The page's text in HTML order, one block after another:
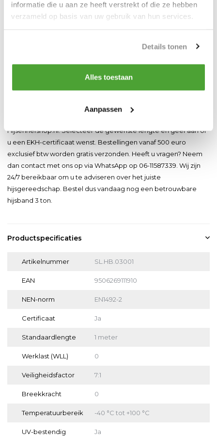
informatie die u aan ze heeft verstrekt of die ze hebben
verzameld op basis van uw gebruik van hun services.
Details tonen
Alles toestaan
Aanpassen
NEN-norm EN1492-2. U kunt bij uw bestelling kiezen voor een
EKH-certificaat tegen een meerprijs van 1,21 euro. Dit certificaat
Services beschikken wij over gecertificeerde keurmeesters. Wij
Afhankelijk van de gebruiksfrequentie geldt een keuringsplicht
Hijsenhefshop.nl. Selecteer de gewenste lengte en geef aan of
u een EKH-certificaat wenst. Bestellingen vanaf 500 euro
exclusief btw worden gratis verzonden. Heeft u vragen? Neem
dan contact met ons op via WhatsApp op 06-11587339. Wij zijn
24/7 bereikbaar om u te adviseren over het juiste
hijsgereedschap. Bestel dus vandaag nog een betrouwbare
hijsband 3 ton.
Productspecificaties
Artikelnummer SL.HB.03001
EAN 9506269111910
NEN-norm EN1492-2
Certificaat Ja
Standaardlengte 1 meter
Werklast (WLL) 0
Veiligheidsfactor 7:1
Breekkracht 0
Temperatuurbereik -40 °C tot +100 °C
UV-bestendig Ja